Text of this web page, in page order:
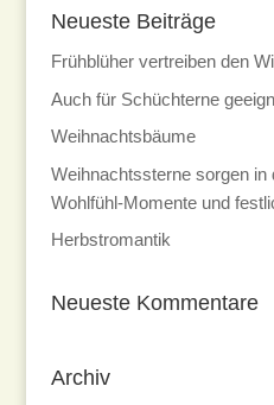
Neueste Beiträge
Frühblüher vertreiben den
Auch für Schüchterne
Weihnachtsbäume
Weihnachtssterne sorgen in
Wohlfühl-Momente und
Herbstromantik
Neueste Kommentare
Archiv